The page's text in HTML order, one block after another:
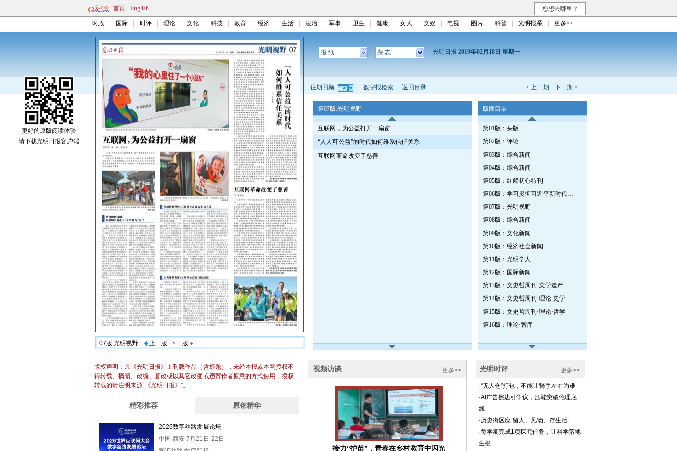
首页 English 您想去哪里？
时政 国际 时评 理论 文化 科技 教育 经济 生活 法治 军事 卫生 健康 女人 文娱 电视 图片 科普 光明报系 更多>>
07版:光明视野 上一版 下一版
报 纸 杂 志 光明日报 2019年02月18日 星期一
< 上一期 下一期 >
往期回顾 数字报检索 返回目录
第07版:光明视野
互联网，为公益打开一扇窗
“人人可公益”的时代如何维系信任关系
互联网革命改变了慈善
版面目录
第01版：头版
第02版：评论
第03版：综合新闻
第04版：综合新闻
第05版：红船初心特刊
第06版：学习贯彻习近平新时代中国特色社会主义思想特刊 第273期
第07版：光明视野
第08版：综合新闻
第09版：文化新闻
第10版：经济社会新闻
第11版：光明学人
第12版：国际新闻
第13版：文史哲周刊·文学遗产
第14版：文史哲周刊·理论·史学
第15版：文史哲周刊·理论·哲学
第16版：理论·智库
更好的原版阅读体验
请下载光明日报客户端